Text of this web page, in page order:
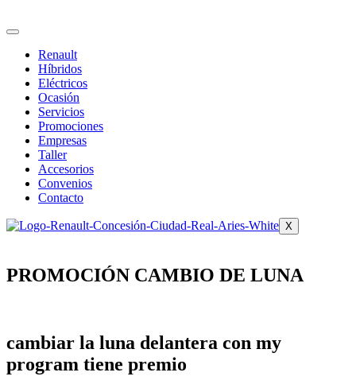
al
Renault
Híbridos
Eléctricos
Ocasión
Servicios
Promociones
Empresas
Taller
Accesorios
Convenios
Contacto
X
PROMOCIÓN CAMBIO DE LUNA
cambiar la luna delantera con my
program tiene premio